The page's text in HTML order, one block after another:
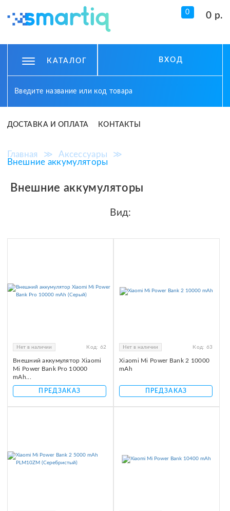
0 0 р.
КАТАЛОГ ВХОД
ДОСТАВКА И ОПЛАТА КОНТАКТЫ
Главная ≫ Аксессуары
≫
Внешние аккумуляторы
Внешние аккумуляторы
Вид:
Нет в наличии Код: 62
Внешний аккумулятор Xiaomi
Mi Power Bank Pro 10000
mAh...
ПРЕДЗАКАЗ
Нет в наличии Код: 63
Xiaomi Mi Power Bank 2 10000
mAh
ПРЕДЗАКАЗ